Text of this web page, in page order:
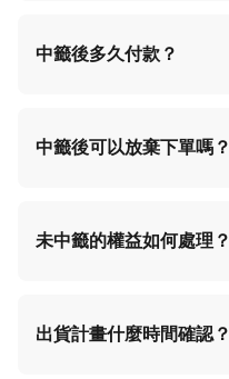
中籤後多久付款？
中籤後可以放棄下單嗎？
未中籤的權益如何處理？
出貨計畫什麼時間確認？